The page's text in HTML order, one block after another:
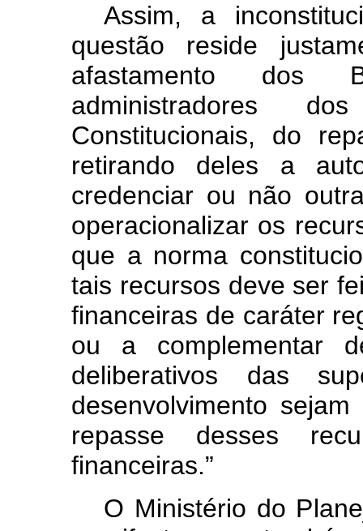
Assim, a
questão reside
afastamento dos
administradores
Constitucionais, do
retirando deles a
credenciar ou não
operacionalizar os
que a norma
tais recursos deve ser
financeiras de caráter
ou a complementar
deliberativos das
desenvolvimento
repasse desses
financeiras.”
O Ministério do